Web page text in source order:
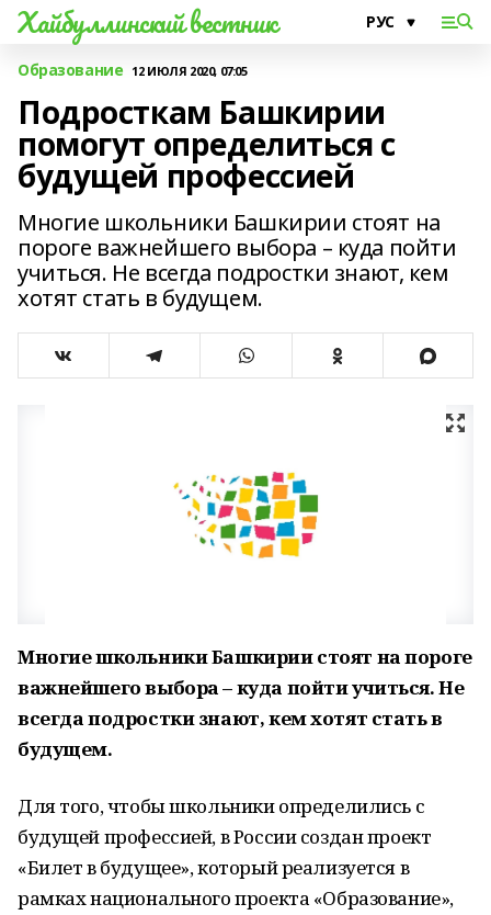
Хайбуллинский вестник
Образование 12 ИЮЛЯ 2020, 07:05
Подросткам Башкирии
помогут определиться с
будущей профессией
Многие школьники Башкирии стоят на
пороге важнейшего выбора – куда пойти
учиться. Не всегда подростки знают, кем
хотят стать в будущем.
Многие школьники Башкирии стоят на пороге
важнейшего выбора – куда пойти учиться. Не
всегда подростки знают, кем хотят стать в
будущем.
Для того, чтобы школьники определились с
будущей профессией, в России создан проект
«Билет в будущее», который реализуется в
рамках национального проекта «Образование»,